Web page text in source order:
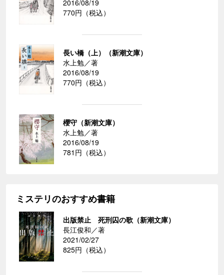
2016/08/19
770円（税込）
長い橋（上）（新潮文庫）
水上勉／著
2016/08/19
770円（税込）
櫻守（新潮文庫）
水上勉／著
2016/08/19
781円（税込）
ミステリのおすすめ書籍
出版禁止 死刑囚の歌（新潮文庫）
長江俊和／著
2021/02/27
825円（税込）